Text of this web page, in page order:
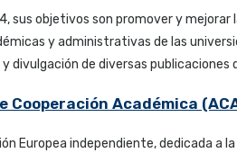
sus objetivos son promover y
y administrativas de las
divulgación de diversas
Cooperación Académica
Europea independiente, dedicada a